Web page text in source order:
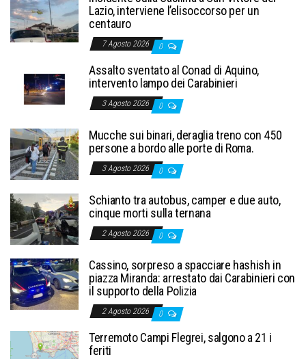
Lazio, interviene l’elisoccorso per un
centauro
7 Agosto 2026 0
Assalto sventato al Conad di Aquino,
intervento lampo dei Carabinieri
3 Agosto 2026 0
Mucche sui binari, deraglia treno con 450
persone a bordo alle porte di Roma.
3 Agosto 2026 0
Schianto tra autobus, camper e due auto,
cinque morti sulla ternana
2 Agosto 2026 0
Cassino, sorpreso a spacciare hashish in
piazza Miranda: arrestato dai Carabinieri con
il supporto della Polizia
2 Agosto 2026 0
Terremoto Campi Flegrei, salgono a 21 i
feriti